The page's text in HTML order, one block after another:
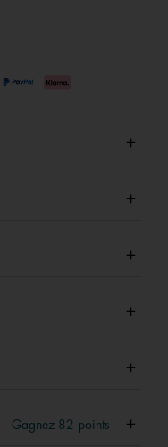
Gagnez 82 points